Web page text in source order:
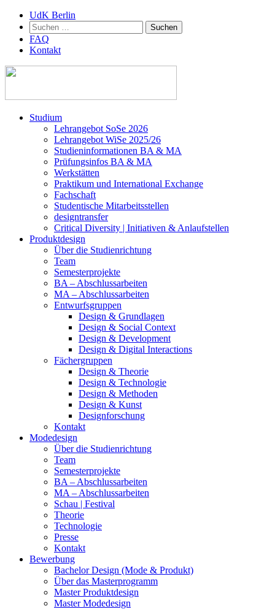
UdK Berlin
Suchen
nach:
FAQ
Kontakt
Inhalt
Studium
Lehrangebot SoSe 2026
Lehrangebot WiSe 2025/26
Studieninformationen ­BA & MA
Prüfungsinfos BA & MA
Werkstätten
Praktikum und International Exchange
Fachschaft
Studentische Mitarbeitsstellen
designtransfer
Critical Diversity | Initiativen & Anlaufstellen
Produktdesign
Über die Studienrichtung
Team
Semesterprojekte
BA – Abschlussarbeiten
MA – Abschlussarbeiten
Entwurfsgruppen
Design & Grundlagen
Design & Social Context
Design & Development
Design & Digital Interactions
Fächergruppen
Design & Theorie
Design & Technologie
Design & Methoden
Design & Kunst
Designforschung
Kontakt
Modedesign
Über die Studienrichtung
Team
Semesterprojekte
BA – Abschlussarbeiten
MA – Abschlussarbeiten
Schau | Festival
Theorie
Technologie
Presse
Kontakt
Bewerbung
Bachelor Design (Mode & Produkt)
Über das Masterprogramm
Master Produktdesign
Master Modedesign